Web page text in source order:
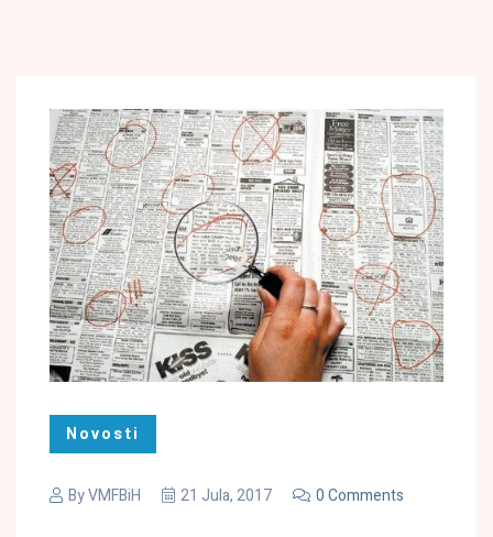
Novosti
ByVMFBiH 21 Jula, 2017 0 Comments